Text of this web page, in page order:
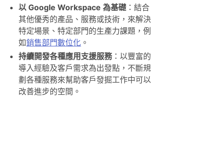
以 Google Workspace 為基礎 ：結合
其他優秀的產品、服務或技術，來解決
特定場景、特定部門的生產力課題，例
如銷售部門數位化 。
持續開發各種應用支援服務 ：以豐富的
導入經驗及客戶需求為出發點，不斷規
劃各種服務來幫助客戶發掘工作中可以
改善進步的空間。